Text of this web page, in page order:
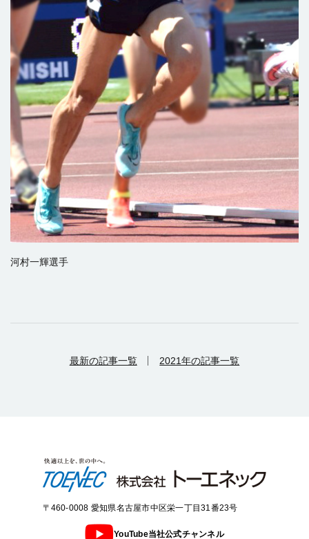
河村一輝選手
最新の記事一覧 2021年の記事一覧
〒460-0008 愛知県名古屋市中区栄一丁目31番23号
YouTube当社公式チャンネル